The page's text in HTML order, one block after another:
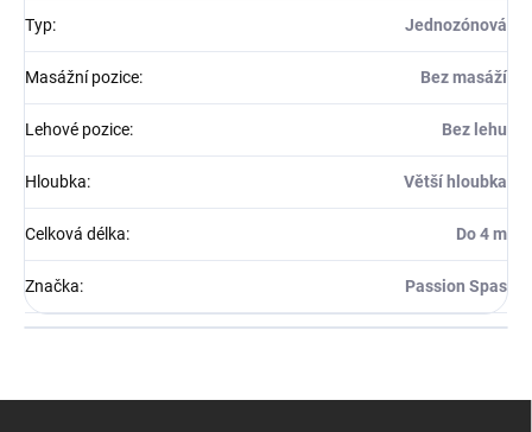
Typ: Jednozónová
Masážní pozice: Bez masáží
Lehové pozice: Bez lehu
Hloubka: Větší hloubka
Celková délka: Do 4 m
Značka: Passion Spas